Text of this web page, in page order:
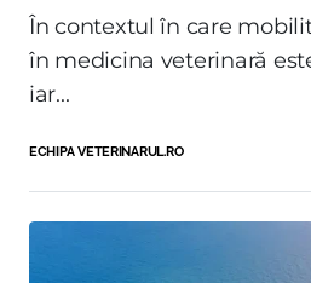
În contextul în care
în medicina veterinară
iar...
ECHIPA VETERINARUL.RO